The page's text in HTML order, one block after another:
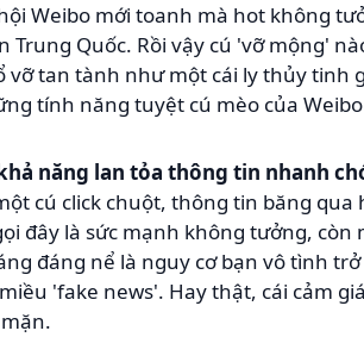
Weibo mới toanh mà hot không
Trung Quốc. Rồi vậy cú 'vỡ mộng'
vỡ tan tành như một cái ly thủy tinh
tính năng tuyệt cú mèo của
năng lan tỏa thông tin nhanh
cú click chuột, thông tin băng
đây là sức mạnh không tưởng,
đáng nể là nguy cơ bạn vô tình
'fake news'. Hay thật, cái cảm